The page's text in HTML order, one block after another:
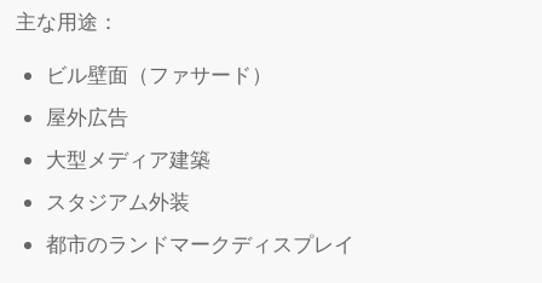
主な用途：
ビル壁面（ファサード）
屋外広告
大型メディア建築
スタジアム外装
都市のランドマークディスプレイ